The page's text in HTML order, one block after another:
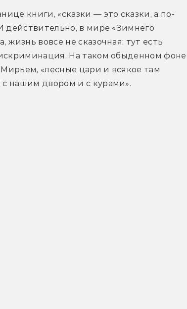
книги, «сказки — это сказки, а по-
действительно, в мире «Зимнего
жизнь вовсе не сказочная: тут есть
На таком обыденном фоне
«лесные цари и всякое там
нашим двором и с курами».